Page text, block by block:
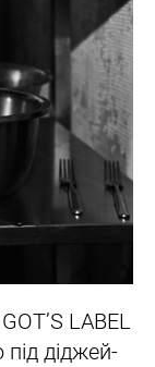
LABEL
діджей-